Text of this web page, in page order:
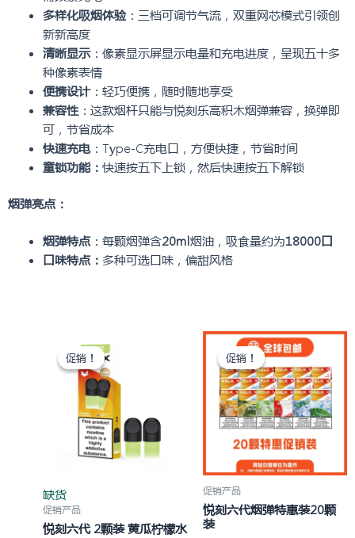
多样化吸烟体验：三档可调节气流，双重网芯模式引领创
新新高度
清晰显示：像素显示屏显示电量和充电进度，呈现五十多
种像素表情
便携设计：轻巧便携，随时随地享受
兼容性：这款烟杆只能与悦刻乐高积木烟弹兼容，换弹即
可，节省成本
快速充电：Type-C充电口，方便快捷，节省时间
童锁功能： 快速按五下上锁，然后快速按五下解锁
烟弹亮点：
烟弹特点：每颗烟弹含20ml烟油，吸食量约为18000口
口味特点： 多种可选口味，偏甜风格
促销！
缺货
促销！
促销产品
悦刻六代 2颗装 黄瓜柠檬水
价
为：
¥ 163.60。
促销！
促销！
促销产品
悦刻六代烟弹特惠装20颗
装
原
价
为：
¥ 1,579.95。
当
前
价
格
为：
¥